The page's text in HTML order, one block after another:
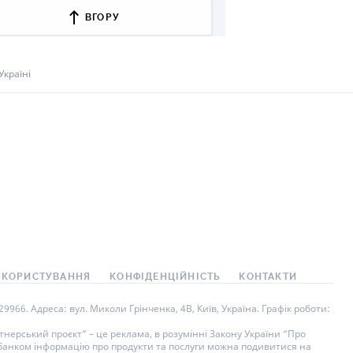
ВГОРУ
КОНФІДЕНЦІЙНІСТЬ КОНТАКТИ
Адреса: вул. Миколи Грінченка, 4В, Київ, Україна. Графік роботи:
проєкт” – це реклама, в розумінні Закону України “Про
інформацію про продукти та послуги можна подивитися на